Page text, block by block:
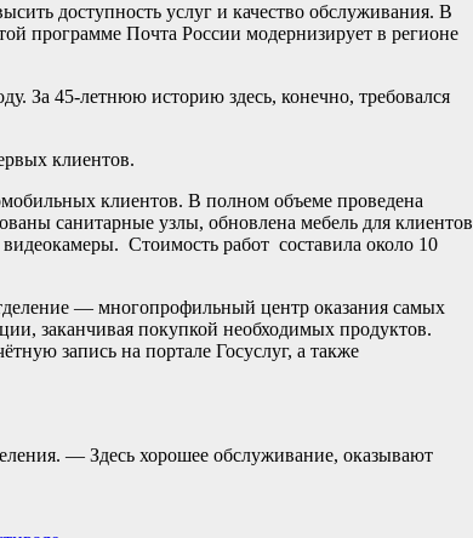
доступность услуг и качество обслуживания. В
программе Почта России модернизирует в регионе
За 45-летнюю историю здесь, конечно, требовался
клиентов.
клиентов. В полном объеме проведена
санитарные узлы, обновлена мебель для клиентов
Стоимость работ составила около 10
— многопрофильный центр оказания самых
заканчивая покупкой необходимых продуктов.
запись на портале Госуслуг, а также
— Здесь хорошее обслуживание, оказывают